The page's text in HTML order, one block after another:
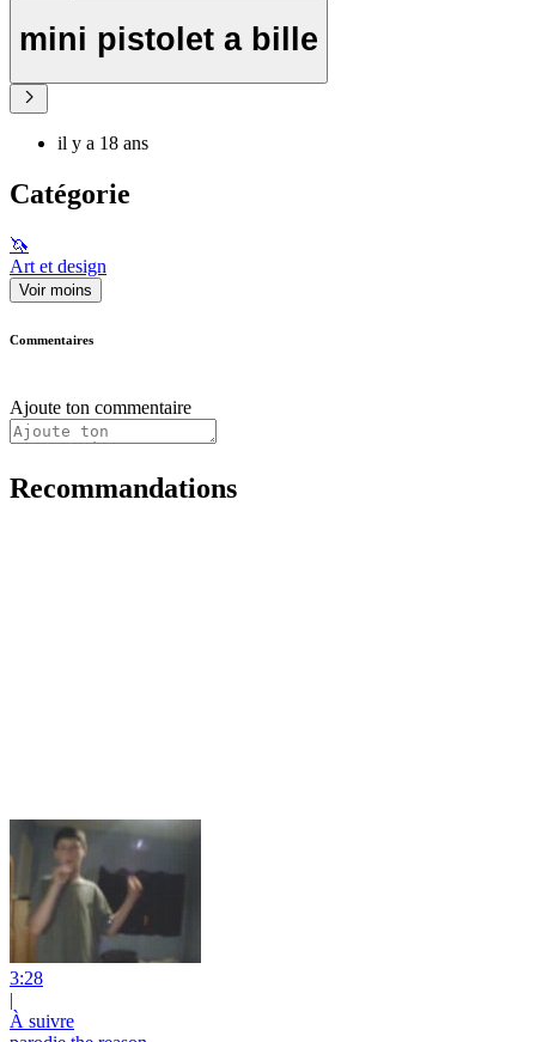
mini pistolet a bille
il y a 18 ans
Catégorie
🦄
Art et design
Voir moins
Commentaires
Ajoute ton commentaire
Recommandations
3:28
|
À suivre